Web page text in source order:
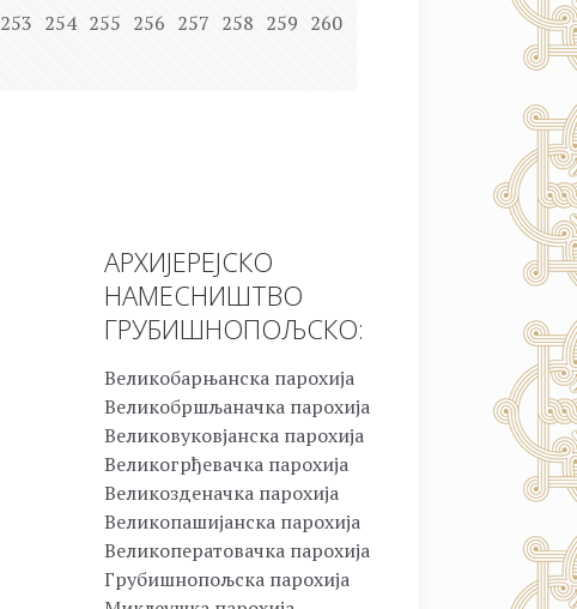
253 254 255 256 257 258 259 260
АРХИЈЕРЕЈСКО
НАМЕСНИШТВО
ГРУБИШНОПОЉСКО:
Великобарњанска парохија
Великобршљаначка парохија
Великовуковјанска парохија
Великогрђевачка парохија
Великозденачка парохија
Великопашијанска парохија
Великоператовачка парохија
Грубишнопољска парохија